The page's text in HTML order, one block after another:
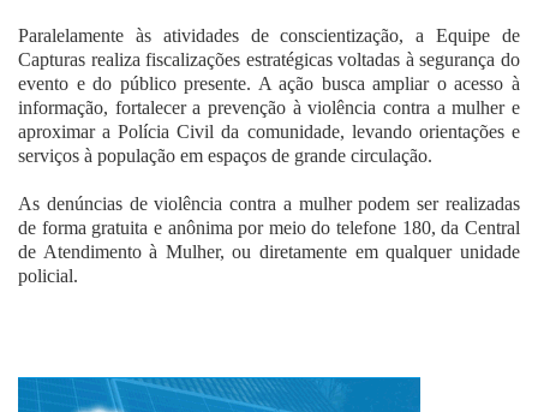
Paralelamente às atividades de conscientização, a Equipe de
Capturas realiza fiscalizações estratégicas voltadas à segurança do
evento e do público presente. A ação busca ampliar o acesso à
informação, fortalecer a prevenção à violência contra a mulher e
aproximar a Polícia Civil da comunidade, levando orientações e
serviços à população em espaços de grande circulação.
As denúncias de violência contra a mulher podem ser realizadas
de forma gratuita e anônima por meio do telefone 180, da Central
de Atendimento à Mulher, ou diretamente em qualquer unidade
policial.